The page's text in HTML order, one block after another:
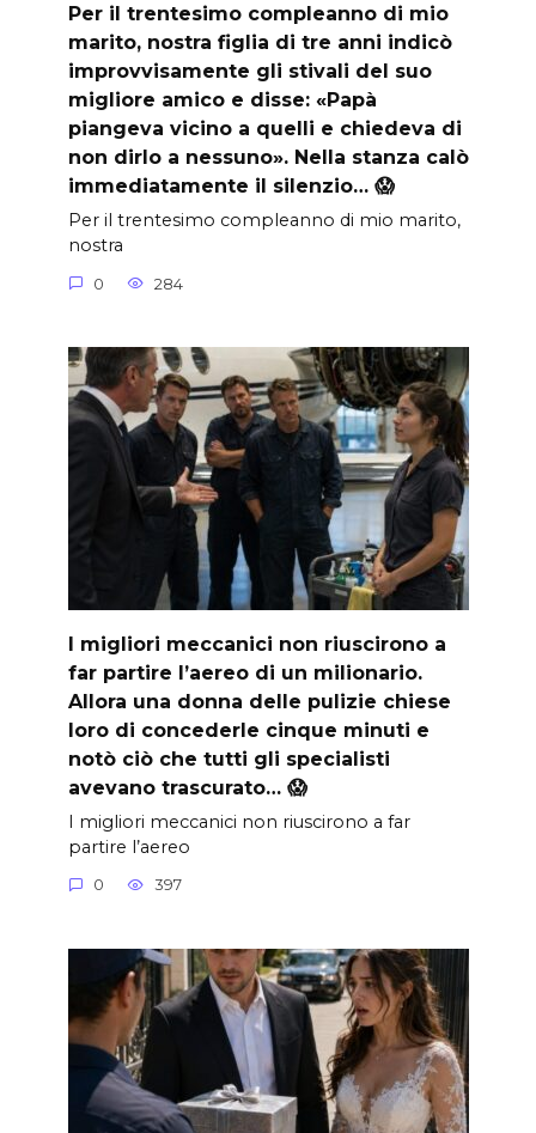
Per il trentesimo compleanno di mio
marito, nostra figlia di tre anni indicò
improvvisamente gli stivali del suo
migliore amico e disse: «Papà
piangeva vicino a quelli e chiedeva di
non dirlo a nessuno». Nella stanza calò
immediatamente il silenzio… 😱
Per il trentesimo compleanno di mio marito,
nostra
0 284
I migliori meccanici non riuscirono a
far partire l’aereo di un milionario.
Allora una donna delle pulizie chiese
loro di concederle cinque minuti e
notò ciò che tutti gli specialisti
avevano trascurato… 😱
I migliori meccanici non riuscirono a far
partire l’aereo
0 397